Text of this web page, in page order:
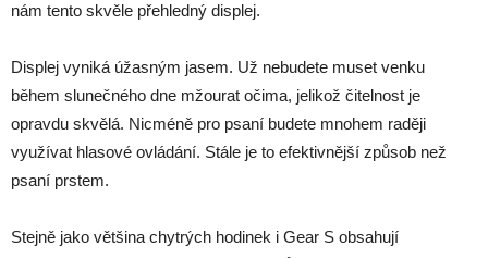
nám tento skvěle přehledný displej.
Displej vyniká úžasným jasem. Už nebudete muset venku
během slunečného dne mžourat očima, jelikož čitelnost je
opravdu skvělá. Nicméně pro psaní budete mnohem raději
využívat hlasové ovládání. Stále je to efektivnější způsob než
psaní prstem.
Stejně jako většina chytrých hodinek i Gear S obsahují